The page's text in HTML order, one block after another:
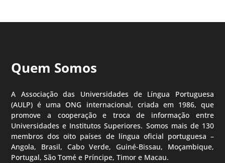
Quem Somos
A Associação das Universidades de Língua Portuguesa
(AULP) é uma ONG internacional, criada em 1986, que
promove a cooperação e troca de informação entre
Universidades e Institutos Superiores. Somos mais de 130
membros dos oito países de língua oficial portuguesa –
Angola, Brasil, Cabo Verde, Guiné-Bissau, Moçambique,
Portugal, São Tomé e Príncipe, Timor e Macau.